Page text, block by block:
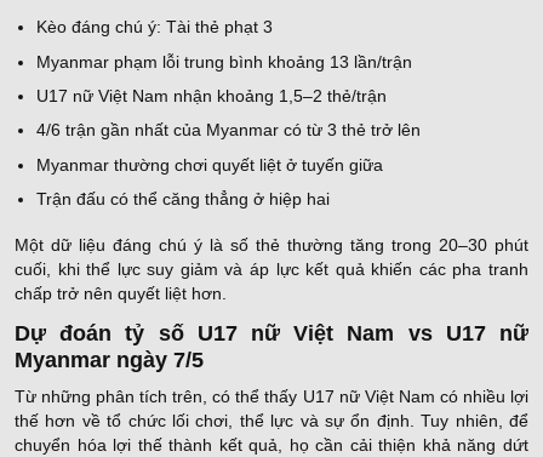
Kèo đáng chú ý: Tài thẻ phạt 3
Myanmar phạm lỗi trung bình khoảng 13 lần/trận
U17 nữ Việt Nam nhận khoảng 1,5–2 thẻ/trận
4/6 trận gần nhất của Myanmar có từ 3 thẻ trở lên
Myanmar thường chơi quyết liệt ở tuyến giữa
Trận đấu có thể căng thẳng ở hiệp hai
Một dữ liệu đáng chú ý là số thẻ thường tăng trong 20–30 phút
cuối, khi thể lực suy giảm và áp lực kết quả khiến các pha tranh
chấp trở nên quyết liệt hơn.
Dự đoán tỷ số U17 nữ Việt Nam vs U17 nữ
Myanmar ngày 7/5
Từ những phân tích trên, có thể thấy U17 nữ Việt Nam có nhiều lợi
thế hơn về tổ chức lối chơi, thể lực và sự ổn định. Tuy nhiên, để
chuyển hóa lợi thế thành kết quả, họ cần cải thiện khả năng dứt